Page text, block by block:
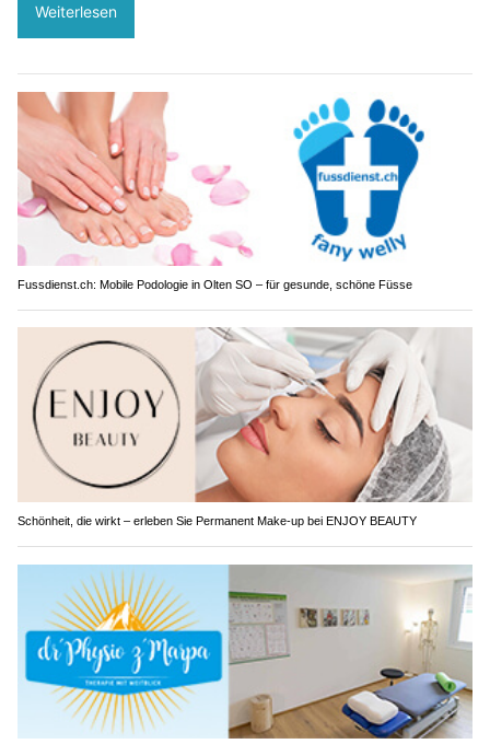
Weiterlesen
Fussdienst.ch: Mobile Podologie in Olten SO – für gesunde, schöne Füsse
Schönheit, die wirkt – erleben Sie Permanent Make-up bei ENJOY BEAUTY